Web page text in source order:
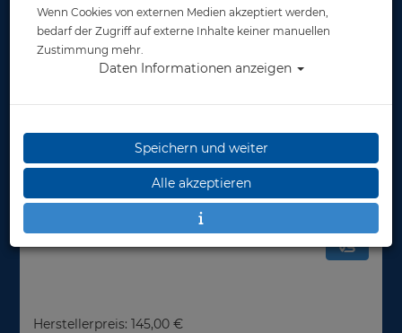
Artikelnr.: scu-63632350
Herstellerpreis: 145,00 €
Wenn Cookies von externen Medien akzeptiert werden,
bedarf der Zugriff auf externe Inhalte keiner manuellen
Zustimmung mehr.
Daten Informationen anzeigen
Speichern und weiter
Alle akzeptieren